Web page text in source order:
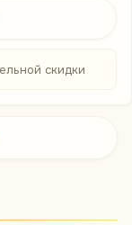
скидки